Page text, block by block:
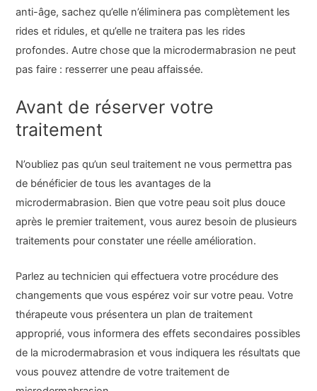
anti-âge, sachez qu’elle n’éliminera pas complètement les
rides et ridules, et qu’elle ne traitera pas les rides
profondes. Autre chose que la microdermabrasion ne peut
pas faire : resserrer une peau affaissée.
Avant de réserver votre
traitement
N’oubliez pas qu’un seul traitement ne vous permettra pas
de bénéficier de tous les avantages de la
microdermabrasion. Bien que votre peau soit plus douce
après le premier traitement, vous aurez besoin de plusieurs
traitements pour constater une réelle amélioration.
Parlez au technicien qui effectuera votre procédure des
changements que vous espérez voir sur votre peau. Votre
thérapeute vous présentera un plan de traitement
approprié, vous informera des effets secondaires possibles
de la microdermabrasion et vous indiquera les résultats que
vous pouvez attendre de votre traitement de